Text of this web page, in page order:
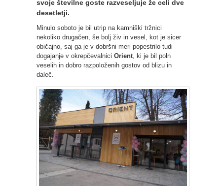
svoje številne goste razveseljuje že celi dve
desetletji.
Minulo soboto je bil utrip na kamniški tržnici
nekoliko drugačen, še bolj živ in vesel, kot je sicer
običajno, saj ga je v dobršni meri popestrilo tudi
dogajanje v okrepčevalnici Orient , ki je bil poln
veselih in dobro razpoloženih gostov od blizu in
daleč.